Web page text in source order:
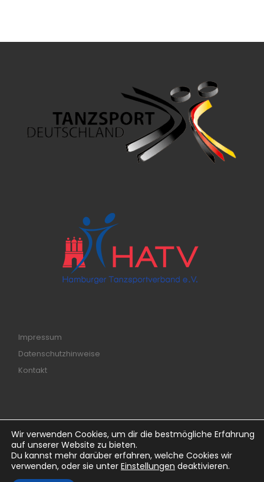
Impressum
Datenschutzhinweise
Kontakt
© 2026ttc-savoy.de – Alle Rechte vorbehalten
Powered byWP– Entworfen mit demCustomizr-Theme
Wir verwenden Cookies, um dir die bestmögliche Erfahrung
auf unserer Website zu bieten.
Du kannst mehr darüber erfahren, welche Cookies wir
verwenden, oder sie unter Einstellungen deaktivieren.